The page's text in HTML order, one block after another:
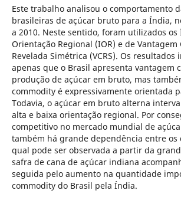
Este trabalho analisou o comportamento
brasileiras de açúcar bruto para a Índia,
a 2010. Neste sentido, foram utilizados os
Orientação Regional (IOR) e de Vantagem
Revelada Simétrica (VCRS). Os resultados
apenas que o Brasil apresenta vantagem
produção de açúcar em bruto, mas
commodity é expressivamente orientada
Todavia, o açúcar em bruto alterna
alta e baixa orientação regional. Por
competitivo no mercado mundial de
também há grande dependência entre os
qual pode ser observada a partir da
safra de cana de açúcar indiana
seguida pelo aumento na quantidade
commodity do Brasil pela Índia.